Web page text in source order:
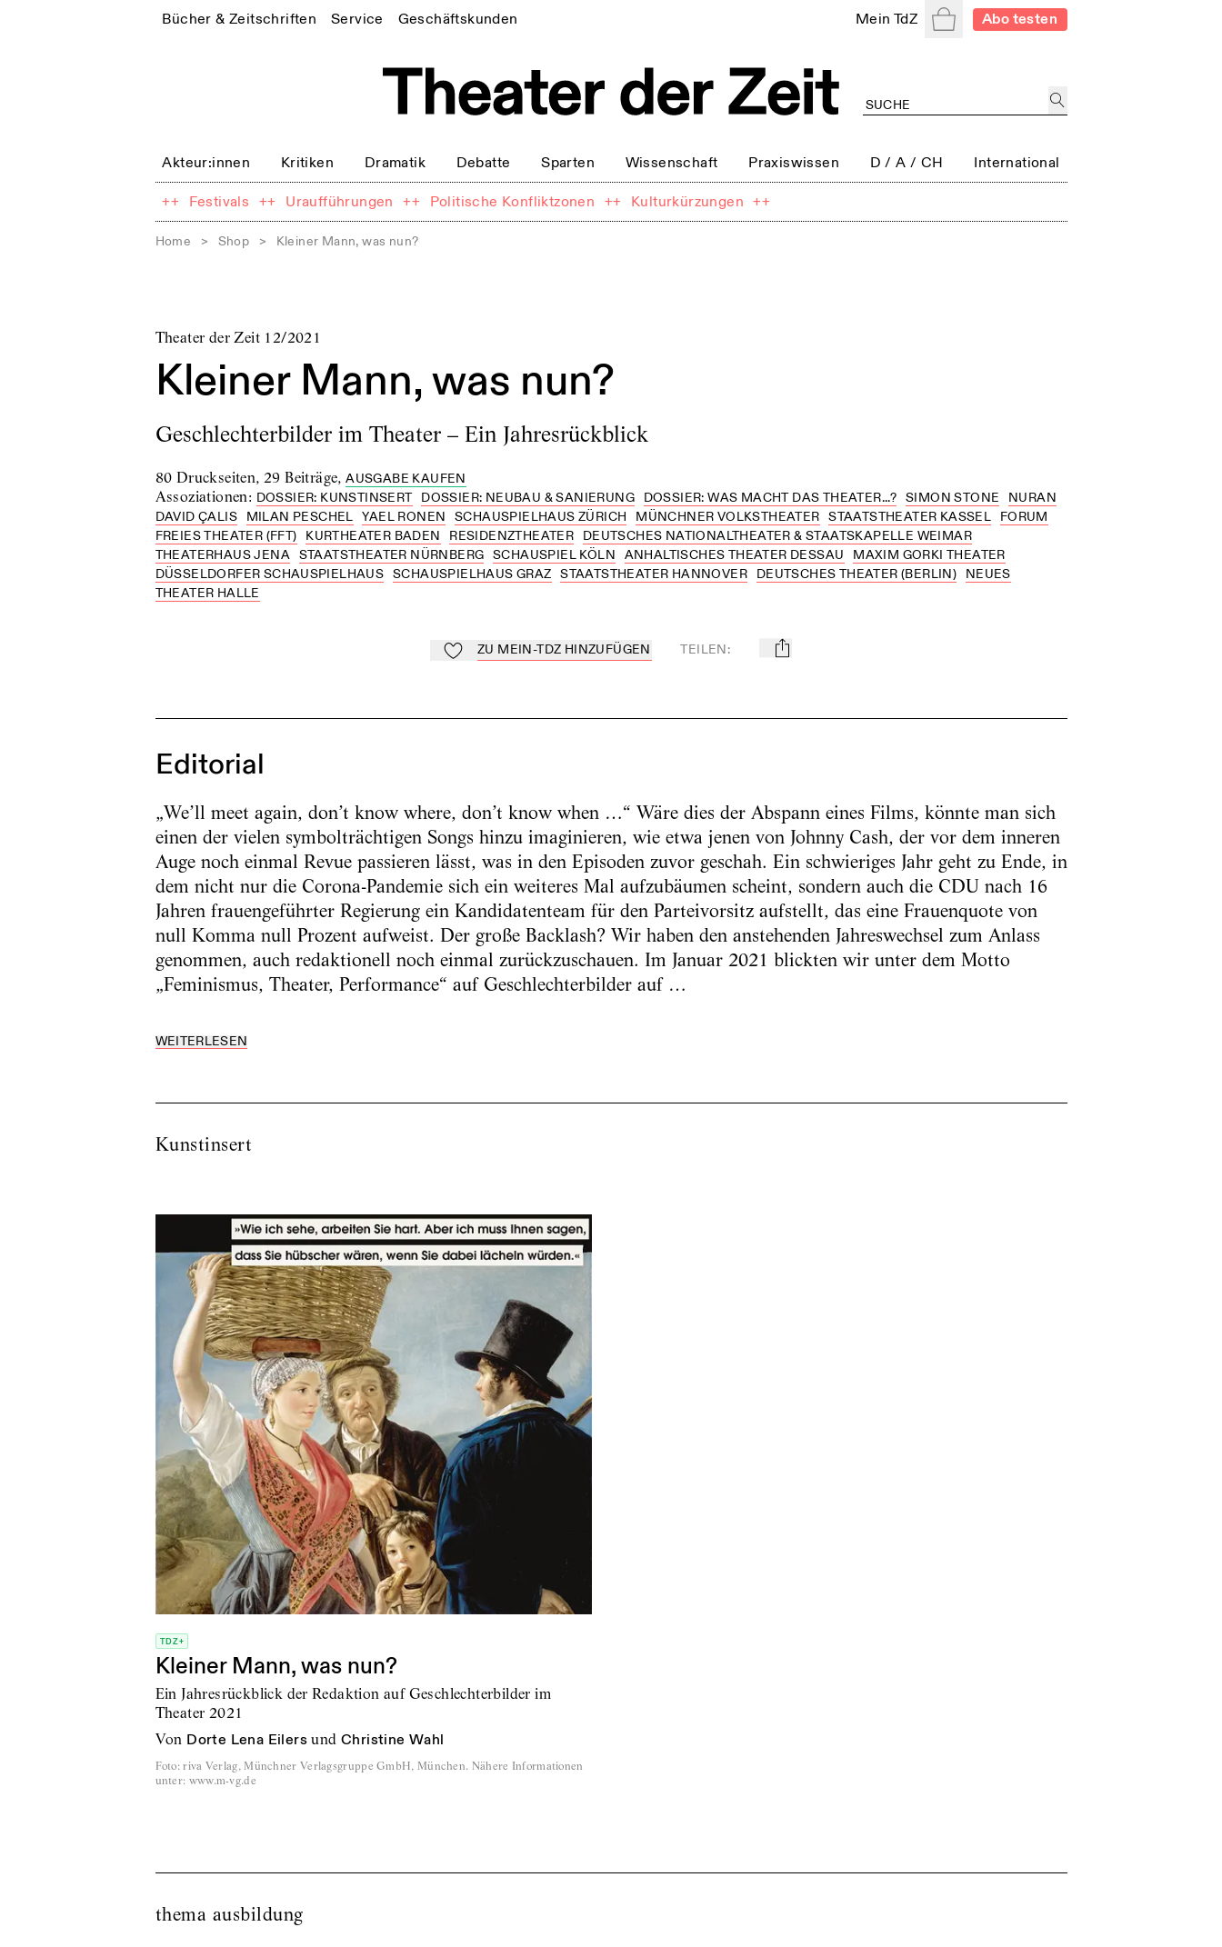
Bücher & Zeitschriften Service Geschäftskunden Mein TdZ WarenkorbAbo testen
Akteur:innen Kritiken Dramatik Debatte Sparten Wissenschaft Praxiswissen D / A / CH International
++ Festivals ++ Uraufführungen ++ Politische Konfliktzonen ++ Kulturkürzungen ++
Home > Shop > Kleiner Mann, was nun?
Theater der Zeit 12/2021
Kleiner Mann, was nun?
Geschlechterbilder im Theater – Ein Jahresrückblick
80 Druckseiten, 29 Beiträge,AUSGABE KAUFEN
Assoziationen: DOSSIER: KUNSTINSERT DOSSIER: NEUBAU & SANIERUNG DOSSIER: WAS MACHT DAS THEATER...? SIMON STONE
NURAN
DAVID ÇALIS
MILAN PESCHEL YAEL RONEN SCHAUSPIELHAUS ZÜRICH MÜNCHNER VOLKSTHEATER STAATSTHEATER KASSEL
FORUM
FREIES THEATER (FFT)
KURTHEATER BADEN RESIDENZTHEATER
DEUTSCHES NATIONALTHEATER & STAATSKAPELLE WEIMAR
THEATERHAUS JENA STAATSTHEATER NÜRNBERG SCHAUSPIEL KÖLN ANHALTISCHES THEATER DESSAU
MAXIM GORKI THEATER
DÜSSELDORFER SCHAUSPIELHAUS SCHAUSPIELHAUS GRAZ STAATSTHEATER HANNOVER DEUTSCHES THEATER (BERLIN)
NEUES
THEATER HALLE
Zu Mein-TdZ hinzufügen
ZU MEIN-TDZ HINZUFÜGEN TEILEN: mail
Editorial
„We’ll meet again, don’t know where, don’t know when …“ Wäre dies der Abspann eines Films, könnte man sich
einen der vielen symbolträchtigen Songs hinzu imaginieren, wie etwa jenen von Johnny Cash, der vor dem inneren
Auge noch einmal Revue passieren lässt, was in den Episoden zuvor geschah. Ein schwieriges Jahr geht zu Ende, in
dem nicht nur die Corona-Pandemie sich ein weiteres Mal aufzubäumen scheint, sondern auch die CDU nach 16
Jahren frauengeführter Regierung ein Kandidatenteam für den Parteivorsitz aufstellt, das eine Frauenquote von
null Komma null Prozent aufweist. Der große Backlash? Wir haben den anstehenden Jahreswechsel zum Anlass
genommen, auch redaktionell noch einmal zurückzuschauen. Im Januar 2021 blickten wir unter dem Motto
„Feminismus, Theater, ­Performance“ auf Geschlechterbilder auf …
WEITERLESEN
Kunstinsert
TDZ+
Kleiner Mann, was nun?
Ein Jahresrückblick der Redaktion auf Geschlechterbilder im
Theater 2021
von Dorte Lena Eilers und Christine Wahl
Foto: riva Verlag, Münchner Verlagsgruppe GmbH, München. Nähere Informationen
unter: www.m-vg.de
thema ausbildung